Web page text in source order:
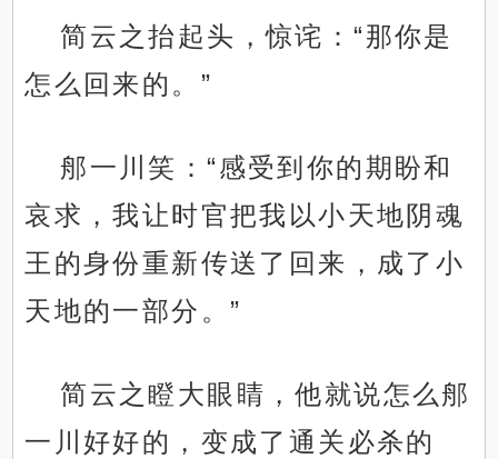
简云之抬起头，惊诧：“那你是
怎么回来的。”
郍一川笑：“感受到你的期盼和
哀求，我让时官把我以小天地阴魂
王的身份重新传送了回来，成了小
天地的一部分。”
简云之瞪大眼睛，他就说怎么郍
一川好好的，变成了通关必杀的